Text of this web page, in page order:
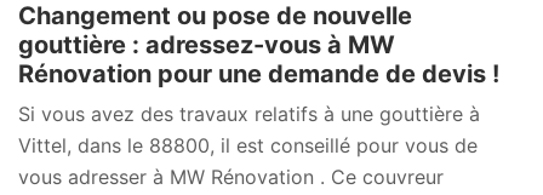
Changement ou pose de nouvelle
gouttière : adressez-vous à MW
Rénovation pour une demande de devis !
Si vous avez des travaux relatifs à une gouttière à
Vittel, dans le 88800, il est conseillé pour vous de
vous adresser à MW Rénovation . Ce couvreur